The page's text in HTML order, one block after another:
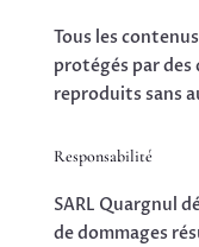
Tous les
protégés par
reproduits sans
Responsabilité
SARL Quargnul
de dommages